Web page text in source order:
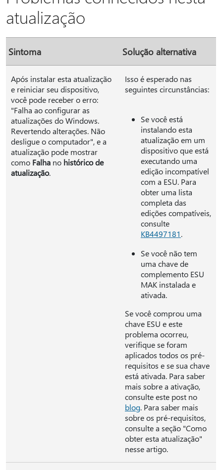
atualização
Sintoma Solução alternativa
Após instalar esta atualização
e reiniciar seu dispositivo,
você pode receber o erro:
"Falha ao configurar as
atualizações do Windows.
Revertendo alterações. Não
desligue o computador", e a
atualização pode mostrar
como Falha no histórico de
atualização.
Isso é esperado nas
seguintes circunstâncias:
Se você está
instalando esta
atualização em um
dispositivo que está
executando uma
edição incompatível
com a ESU. Para
obter uma lista
completa das
edições compatíveis,
consulte
KB4497181.
Se você não tem
uma chave de
complemento ESU
MAK instalada e
ativada.
Se você comprou uma
chave ESU e este
problema ocorreu,
verifique se foram
aplicados todos os pré-
requisitos e se sua chave
está ativada. Para saber
mais sobre a ativação,
consulte este post no
blog. Para saber mais
sobre os pré-requisitos,
consulte a seção "Como
obter esta atualização"
nesse artigo.